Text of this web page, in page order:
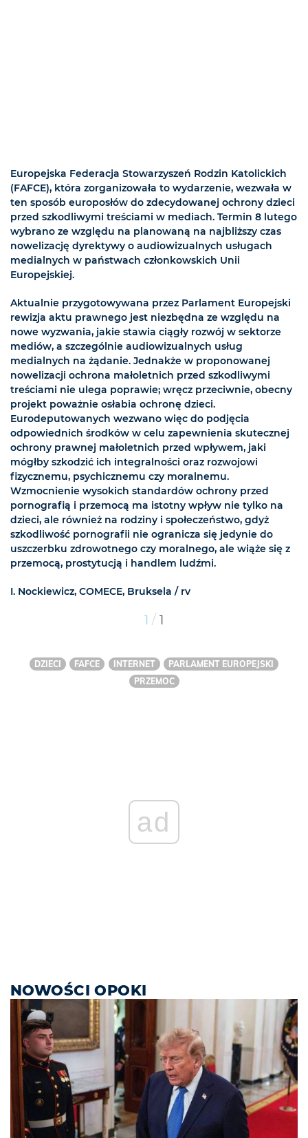
Europejska Federacja Stowarzyszeń Rodzin Katolickich
(FAFCE), która zorganizowała to wydarzenie, wezwała w
ten sposób europosłów do zdecydowanej ochrony dzieci
przed szkodliwymi treściami w mediach. Termin 8 lutego
wybrano ze względu na planowaną na najbliższy czas
nowelizację dyrektywy o audiowizualnych usługach
medialnych w państwach członkowskich Unii
Europejskiej.
Aktualnie przygotowywana przez Parlament Europejski
rewizja aktu prawnego jest niezbędna ze względu na
nowe wyzwania, jakie stawia ciągły rozwój w sektorze
mediów, a szczególnie audiowizualnych usług
medialnych na żądanie. Jednakże w proponowanej
nowelizacji ochrona małoletnich przed szkodliwymi
treściami nie ulega poprawie; wręcz przeciwnie, obecny
projekt poważnie osłabia ochronę dzieci.
Eurodeputowanych wezwano więc do podjęcia
odpowiednich środków w celu zapewnienia skutecznej
ochrony prawnej małoletnich przed wpływem, jaki
mógłby szkodzić ich integralności oraz rozwojowi
fizycznemu, psychicznemu czy moralnemu.
Wzmocnienie wysokich standardów ochrony przed
pornografią i przemocą ma istotny wpływ nie tylko na
dzieci, ale również na rodziny i społeczeństwo, gdyż
szkodliwość pornografii nie ogranicza się jedynie do
uszczerbku zdrowotnego czy moralnego, ale wiąże się z
przemocą, prostytucją i handlem ludźmi.
I. Nockiewicz, COMECE, Bruksela / rv
1 / 1
DZIECI FAFCE INTERNET
PARLAMENT EUROPEJSKI
PRZEMOC
ad
NOWOŚCI OPOKI